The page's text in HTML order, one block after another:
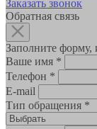
Заказать звонок
Обратная связь
Заполните
Ваше имя *
Телефон *
E-mail
Тип обращения *